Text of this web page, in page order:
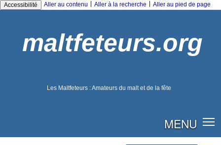
Accessibilité Aller au contenu Aller à la recherche Aller au pied de page
maltfeteurs.org
Les Maltfeteurs : Amateurs du malt et de la fête
MENU